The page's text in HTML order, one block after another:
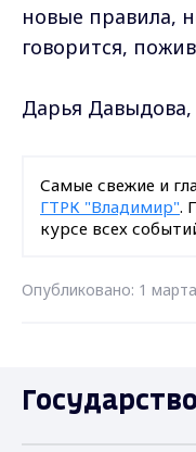
новые правила,
говорится,
Дарья
Самые свежие и
ГТРК "Владимир".
курсе всех
Опубликовано: 1
Государство